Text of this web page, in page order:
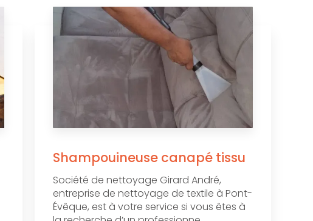
Shampouineuse canapé tissu
Société de nettoyage Girard André,
entreprise de nettoyage de textile à Pont-
Évêque, est à votre service si vous êtes à